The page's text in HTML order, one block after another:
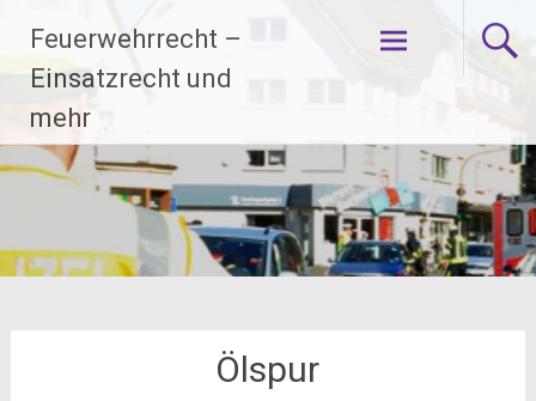
Inhalt
springen
Feuerwehrrecht –
Einsatzrecht und
mehr
Ölspur